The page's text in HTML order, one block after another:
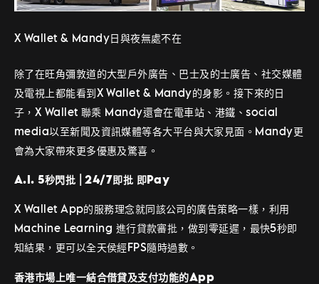
X Wallet & Mandy日與夜無處不在
除了在旺角彌敦道的大型戶外廣告、巴士及的士廣告、社交媒體
及電視上都能看到X Wallet & Mandy的身影。接下來的日
子，X Wallet 聯乘 Mandy還會在電車站、港鐵、social
media以至新聞及資訊媒體等各大平台與大家見面。Mandy更
會為大家帶來更多優惠及驚喜。
A.I. 5秒閃批 |24/7即批 即Pay
X Wallet App的服務理念就同該公司的廣告策略一樣，利用
Machine Learning 進行貸款審批，做到零延遲，最快5秒即
知結果，更可以全天侯經FPS隨時過數。
香港市場上唯一結合借貸及支付功能的App